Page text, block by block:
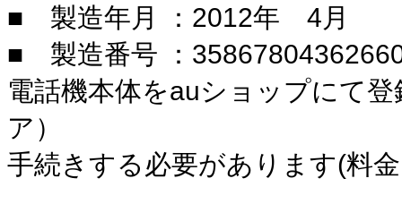
■ 製造年月 ：2012年 4月
■ 製造番号 ：
電話機本体をauショップにて
ア）
手続きする必要があります(料